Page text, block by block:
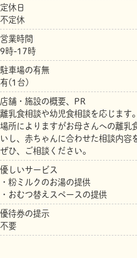
定休日
不定休
営業時間
9時-17時
駐車場の有無
有(1台)
店舗・施設の概要、PR
離乳食相談や幼児食相談を応じます。
場所によりますがお母さんへの離乳
いし、赤ちゃんに合わせた相談内容
ぜひ、ご相談ください。
優しいサービス
・粉ミルクのお湯の提供
・おむつ替えスペースの提供
優待券の提示
不要